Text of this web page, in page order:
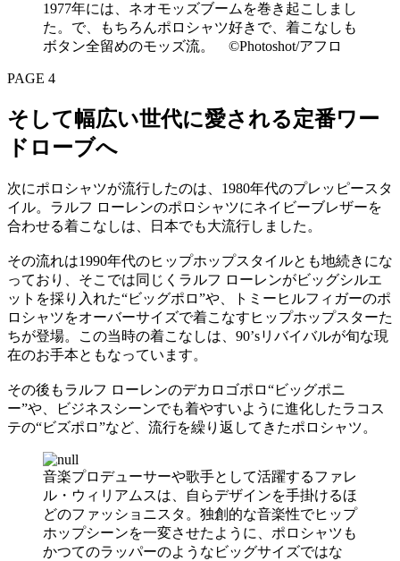
1977年には、ネオモッズブームを巻き起こしまし
た。で、もちろんポロシャツ好きで、着こなしも
ボタン全留めのモッズ流。 ©Photoshot/アフロ
PAGE 4
そして幅広い世代に愛される定番ワー
ドローブへ
次にポロシャツが流行したのは、1980年代のプレッピースタ
イル。ラルフ ローレンのポロシャツにネイビーブレザーを
合わせる着こなしは、日本でも大流行しました。
その流れは1990年代のヒップホップスタイルとも地続きにな
っており、そこでは同じくラルフ ローレンがビッグシルエ
ットを採り入れた“ビッグポロ”や、トミーヒルフィガーのポ
ロシャツをオーバーサイズで着こなすヒップホップスターた
ちが登場。この当時の着こなしは、90’sリバイバルが旬な現
在のお手本ともなっています。
その後もラルフ ローレンのデカロゴポロ“ビッグポニ
ー”や、ビジネスシーンでも着やすいように進化したラコス
テの“ビズポロ”など、流行を繰り返してきたポロシャツ。
音楽プロデューサーや歌手として活躍するファレ
ル・ウィリアムスは、自らデザインを手掛けるほ
どのファッショニスタ。独創的な音楽性でヒップ
ホップシーンを一変させたように、ポロシャツも
かつてのラッパーのようなビッグサイズではな